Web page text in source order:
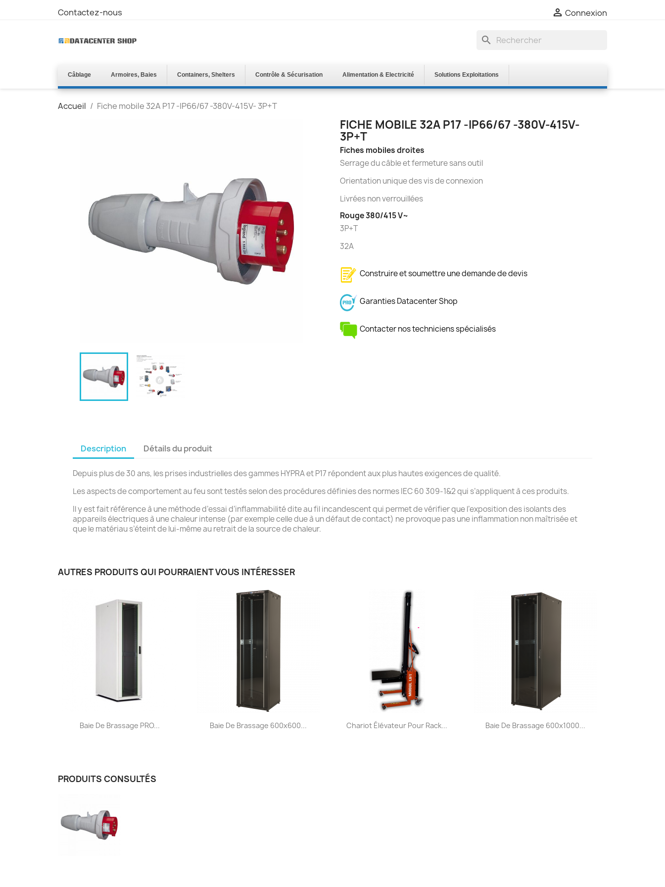
Contactez-nous  Connexion
search
Câblage Armoires, Baies Containers, Shelters Contrôle & Sécurisation Alimentation & Electricité Solutions Exploitations
Accueil Fiche mobile 32A P17 -IP66/67 -380V-415V- 3P+T
FICHE MOBILE 32A P17 -IP66/67 -380V-415V-
3P+T
Fiches mobiles droites
Serrage du câble et fermeture sans outil
Orientation unique des vis de connexion
Livrées non verrouillées
Rouge 380/415 V~
3P+T
32A
Construire et soumettre une demande de devis
Garanties Datacenter Shop
Contacter nos techniciens spécialisés
Description Détails du produit
Depuis plus de 30 ans, les prises industrielles des gammes HYPRA et P17 répondent aux plus hautes exigences de qualité.
Les aspects de comportement au feu sont testés selon des procédures définies des normes IEC 60 309-1&2 qui s’appliquent à ces produits.
Il y est fait référence à une méthode d’essai d’inflammabilité dite au fil incandescent qui permet de vérifier que l’exposition des isolants des
appareils électriques à une chaleur intense (par exemple celle due à un défaut de contact) ne provoque pas une inflammation non maîtrisée et
que le matériau s’éteint de lui-même au retrait de la source de chaleur.
AUTRES PRODUITS QUI POURRAIENT VOUS INTÉRESSER
Aperçu rapide
Baie De Brassage PRO...  Aperçu rapide
Baie De Brassage 600x600... Aperçu rapide
Chariot Élévateur Pour Rack... Aperçu rapide
Baie De Brassage 600x1000...
PRODUITS CONSULTÉS